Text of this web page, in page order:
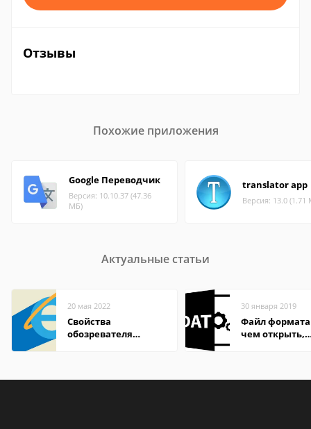
Отзывы
Похожие приложения
Google Переводчик
Версия: 10.10.37 (47.36
МБ)
translator app
Версия: 13.0 (1.71
Актуальные статьи
20 мая 2022
Свойства
обозревателя
30 января 2019
Файл формата
чем открыть,